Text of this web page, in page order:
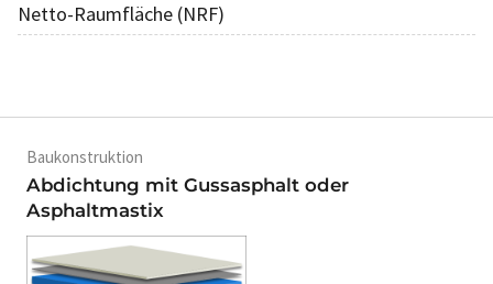
Netto-Raumfläche (NRF)
Baukonstruktion
Abdichtung mit Gussasphalt oder
Asphaltmastix